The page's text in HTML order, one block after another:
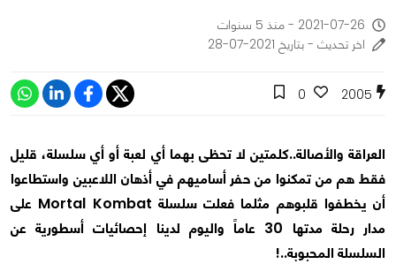
2021-07-26 - منذ 5 سنوات
اخر تحديث - بتاريخ 2021-07-28
2005
0
العراقة والأصالة..كلمتين لا تحظى بهما أي لعبة أو أي سلسلة، قليل
فقط هم من تمكنوا من حفر أساميهم في أذهان اللاعبين واستطاعوا
أن يخطفوا قلبوهم مثلما فعلت سلسلة Mortal Kombat على
مدار رحلة مدتها 30 عاماً واليوم لدينا إحصائيات أسطورية عن
السلسلة المحبوبة..!